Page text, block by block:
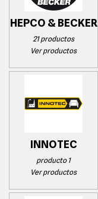
HEPCO & BECKER
21 productos
Ver productos
INNOTEC
producto 1
Ver productos